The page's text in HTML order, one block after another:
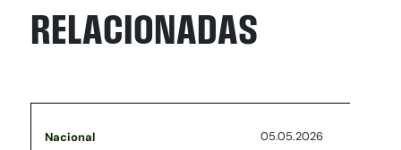
RELACIONADAS
Nacional 05.05.2026